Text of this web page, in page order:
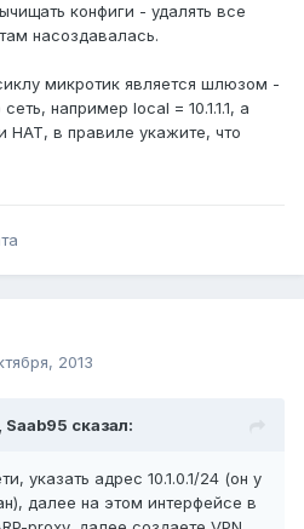
конфиги - удалять все
насоздавалась.
микротик является шлюзом -
например local = 10.1.1.1, а
НАТ, в правиле укажите, что
2013
сказал:
указать адрес 10.1.0.1/24 (он у
далее на этом интерфейсе в